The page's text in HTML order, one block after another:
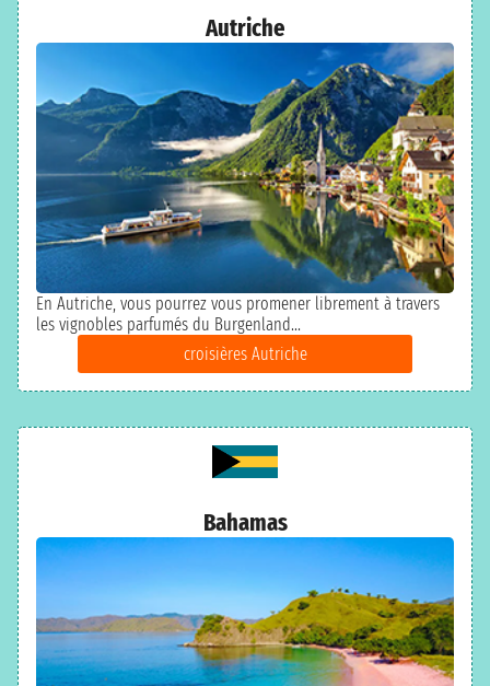
Autriche
En Autriche, vous pourrez vous promener librement à travers
les vignobles parfumés du Burgenland...
croisières Autriche
Bahamas